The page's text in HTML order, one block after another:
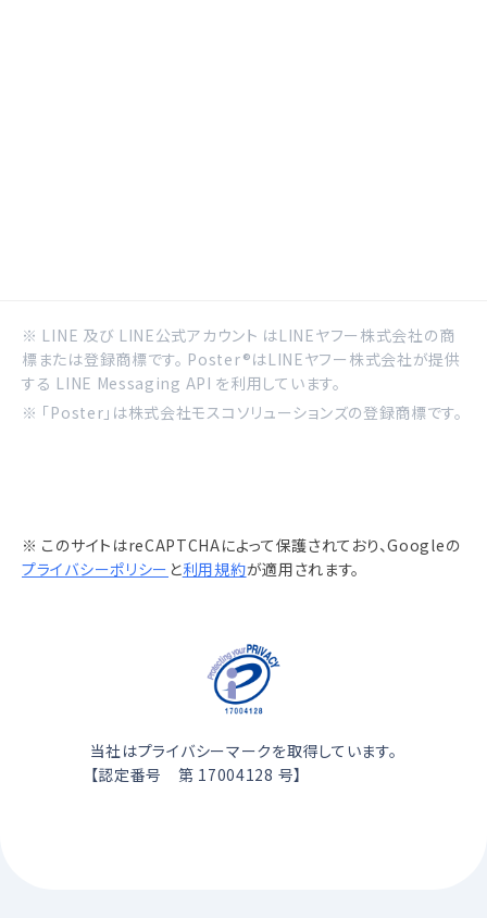
※ LINE 及び LINE公式アカウント はLINEヤフー株式会社の商
標または登録商標です。 Poster®はLINEヤフー株式会社が提供
する LINE Messaging API を利用しています。
※ 「Poster」は株式会社モスコソリューションズの登録商標です。
※ このサイトはreCAPTCHAによって保護されており、Googleの
プライバシーポリシー と利用規約が適用されます。
当社はプライバシーマークを取得しています。
【認定番号 第 17004128 号】